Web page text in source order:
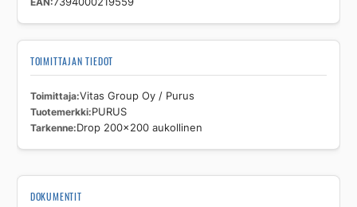
TOIMITTAJAN TIEDOT
Toimittaja Vitas Group Oy / Purus
Tuotemerkki PURUS
Tarkenne Drop 200x200 aukollinen
DOKUMENTIT